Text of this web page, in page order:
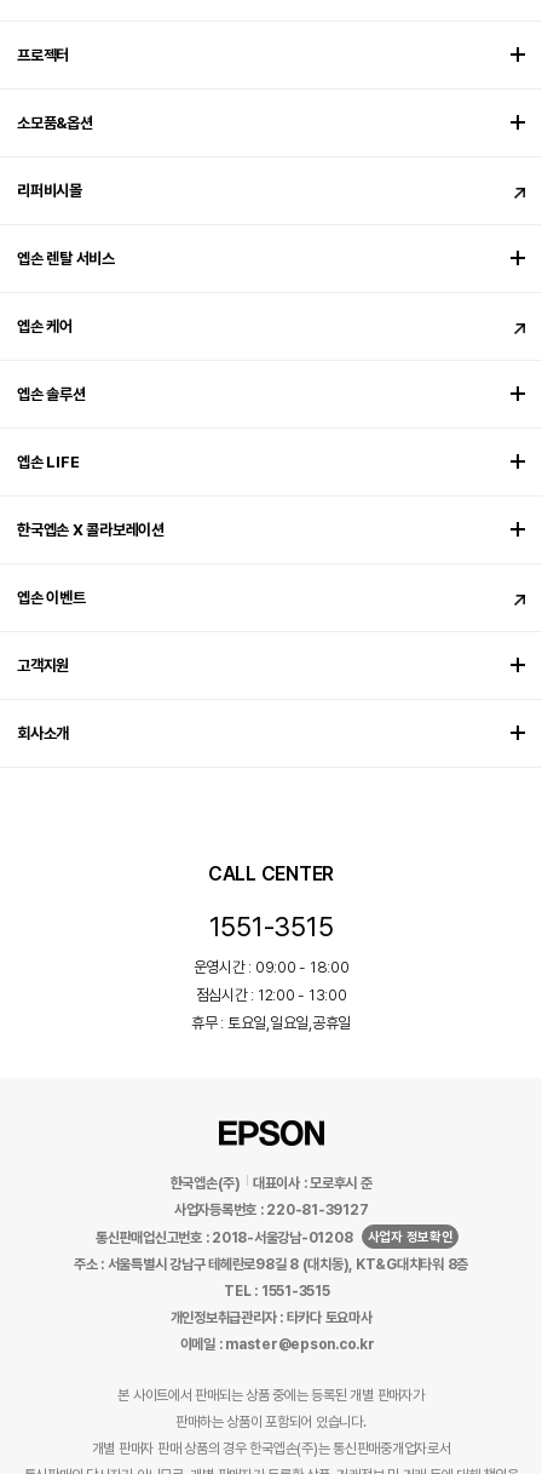
프로젝터
소모품&옵션
리퍼비시몰
엡손 렌탈 서비스
엡손 케어
엡손 솔루션
엡손 LIFE
한국엡손 X 콜라보레이션
엡손 이벤트
고객지원
회사소개
CALL CENTER
1551-3515
운영시간 : 09:00 - 18:00
점심시간 : 12:00 - 13:00
휴무 : 토요일,일요일,공휴일
한국엡손(주)
대표이사 : 모로후시 준
사업자등록번호 : 220-81-39127
통신판매업신고번호 : 2018-서울강남-01208
사업자 정보확인
주소 : 서울특별시 강남구 테헤란로98길 8 (대치동), KT&G대치타워 8층
TEL : 1551-3515
개인정보취급관리자 : 타카다 토요마사
이메일 : master@epson.co.kr
본 사이트에서 판매되는 상품 중에는 등록된 개별 판매자가
판매하는 상품이 포함되어 있습니다.
개별 판매자 판매 상품의 경우 한국엡손(주)는 통신판매중개업자로서